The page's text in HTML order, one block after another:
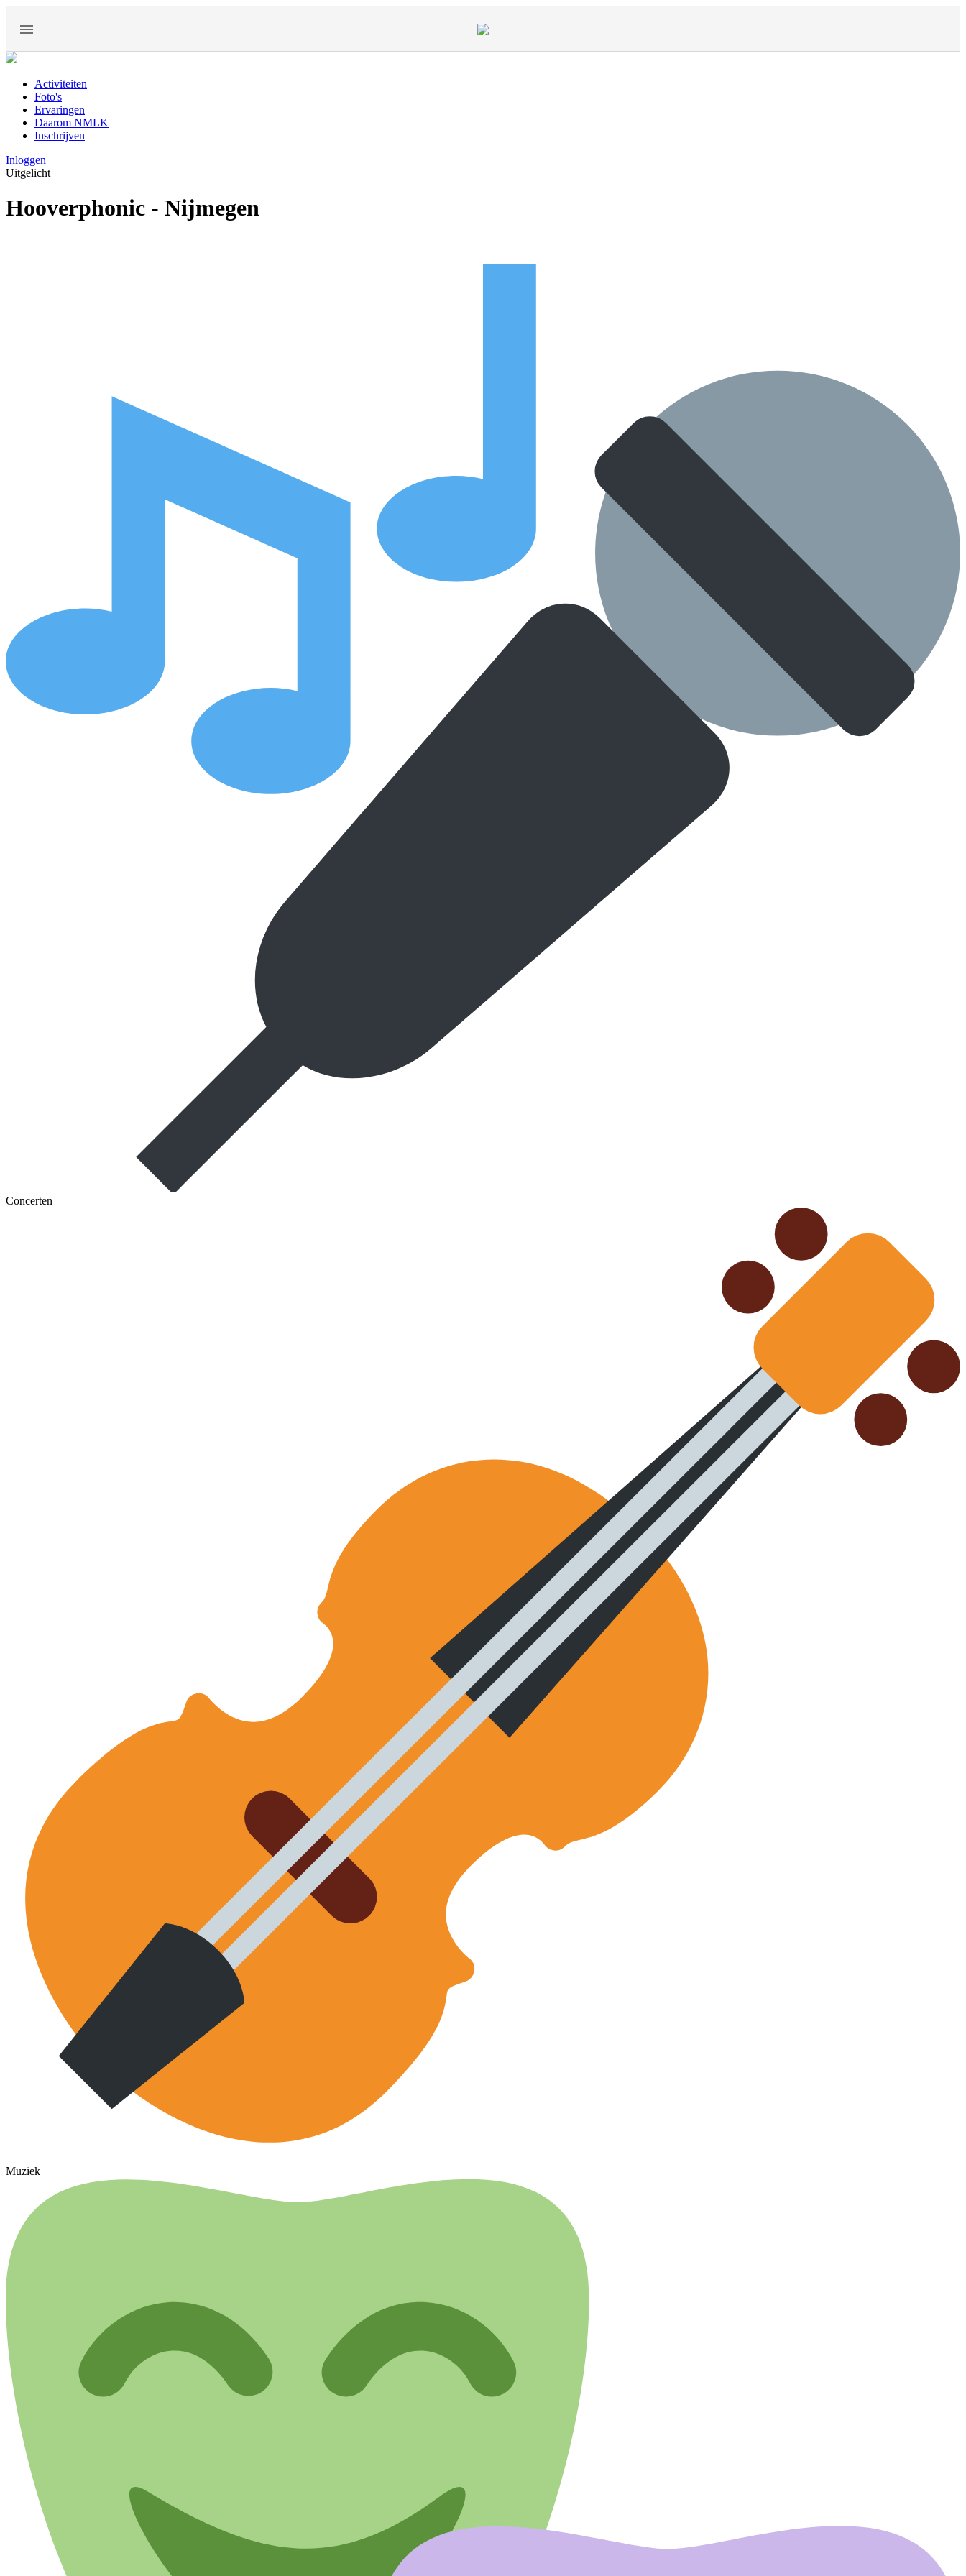
Activiteiten
Foto's
Ervaringen
Daarom NMLK
Inschrijven
Inloggen
Uitgelicht
Hooverphonic - Nijmegen
Concerten
Muziek